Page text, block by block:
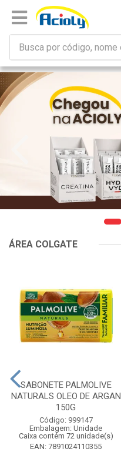
ÁREA COLGATE
SABONETE PALMOLIVE
NATURALS OLEO DE ARGAN
150G
Código: 999147
Embalagem: Unidade
Caixa contém 72 unidade(s)
EAN: 7891024110355